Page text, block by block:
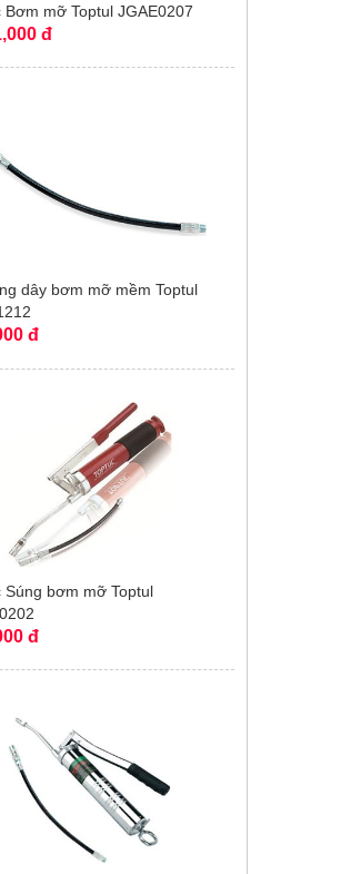
Bơm mỡ Toptul JGAE0207
đ
dây bơm mỡ mềm Toptul
đ
Súng bơm mỡ Toptul
đ